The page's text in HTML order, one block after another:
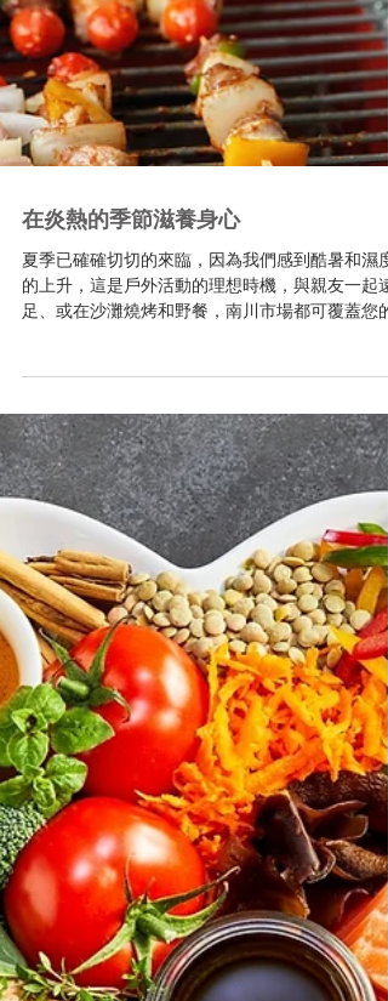
在炎熱的季節滋養身心
夏季已確確切切的來臨，因為我們感到酷暑和濕度
的上升，這是戶外活動的理想時機，與親友一起遠
足、或在沙灘燒烤和野餐，南川市場都可覆蓋您的
需要。 新鮮水果和蔬菜 自然的的食物對我們的身
非常重要，從樹上摘下或從地面採摘的食物中，充
滿了許多有益的營養素。用優質的蔬菜和各種水果
零食滿...